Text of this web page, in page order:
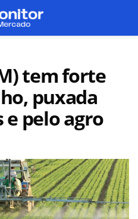
tem forte
puxada
pelo agro